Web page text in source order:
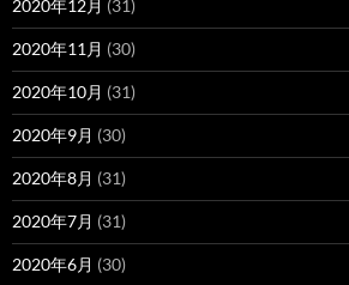
2020年12月 (31)
2020年11月 (30)
2020年10月 (31)
2020年9月 (30)
2020年8月 (31)
2020年7月 (31)
2020年6月 (30)